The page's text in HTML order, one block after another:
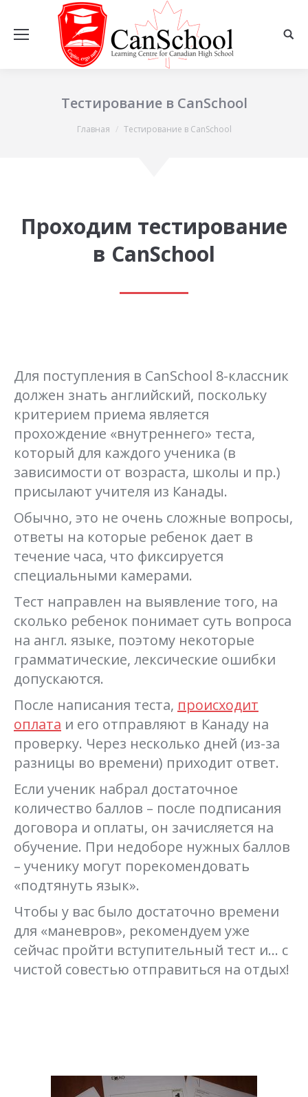
Тестирование в CanSchool
Главная Тестирование в CanSchool
Проходим тестирование
в CanSchool
Для поступления в CanSchool 8-классник
должен знать английский, поскольку
критерием приема является
прохождение «внутреннего» теста,
который для каждого ученика (в
зависимости от возраста, школы и пр.)
присылают учителя из Канады.
Обычно, это не очень сложные вопросы,
ответы на которые ребенок дает в
течение часа, что фиксируется
специальными камерами.
Тест направлен на выявление того, на
сколько ребенок понимает суть вопроса
на англ. языке, поэтому некоторые
грамматические, лексические ошибки
допускаются.
После написания теста, происходит
оплата и его отправляют в Канаду на
проверку. Через несколько дней (из-за
разницы во времени) приходит ответ.
Если ученик набрал достаточное
количество баллов – после подписания
договора и оплаты, он зачисляется на
обучение. При недоборе нужных баллов
– ученику могут порекомендовать
«подтянуть язык».
Чтобы у вас было достаточно времени
для «маневров», рекомендуем уже
сейчас пройти вступительный тест и… с
чистой совестью отправиться на отдых!